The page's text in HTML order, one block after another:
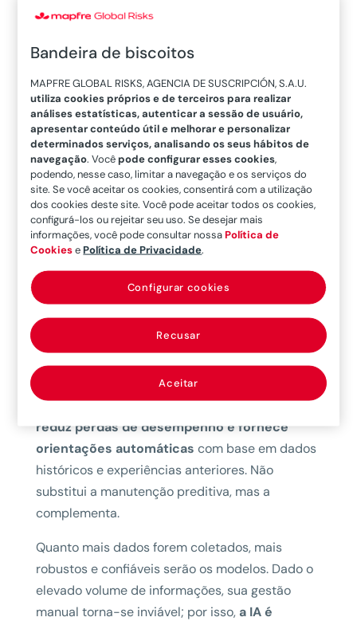
condições operacionais específicas.
de inteligência artificial.
Se nos concentrarmos namanutenção
prescritiva,ela representa a evolução da
manutenção preditiva, integrando inteligência
artificial, aprendizado de máquina (Machine
Learning), Big Data e sensores IoT para analisar
grandes volumes de dados em tempo real.Seu
principal valor agregado é a capacidade de
oferecer recomendações concretassobre o
equipamentos, elevando o nível do tipo de
manutenção que conhecemos hoje, como a
corretiva e a preventiva.
Ao contrário da manutenção preditiva,a
prescritiva não apenas antecipa possíveis
falhas, mas também otimiza interrupções,
reduz perdas de desempenho e fornece
orientações automáticas com base em dados
históricos e experiências anteriores. Não
substitui a manutenção preditiva, mas a
complementa.
Quanto mais dados forem coletados, mais
robustos e confiáveis serão os modelos. Dado o
elevado volume de informações, sua gestão
manual torna-se inviável; por isso, a IA é
Bandeira de biscoitos
MAPFRE GLOBAL RISKS, AGENCIA DE SUSCRIPCIÓN, S.A.U.
utiliza cookies próprios e de terceiros para realizar
análises estatísticas, autenticar a sessão de usuário,
apresentar conteúdo útil e melhorar e personalizar
determinados serviços, analisando os seus hábitos de
navegação. Vocêpode configurar esses cookies,
podendo, nesse caso, limitar a navegação e os serviços do
site. Se você aceitar os cookies, consentirá com a utilização
dos cookies deste site. Você pode aceitar todos os cookies,
configurá-los ou rejeitar seu uso. Se desejar mais
informações, você pode consultar nossaPolítica de
CookiesePolítica de Privacidade.
Recusar
Aceitar
Configurar cookies